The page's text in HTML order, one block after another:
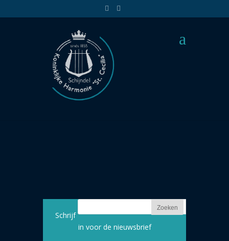
P1120362
Schrijf
in voor de nieuwsbrief